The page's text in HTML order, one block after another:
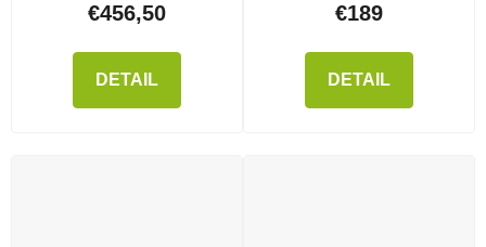
€456,50
DETAIL
€189
DETAIL